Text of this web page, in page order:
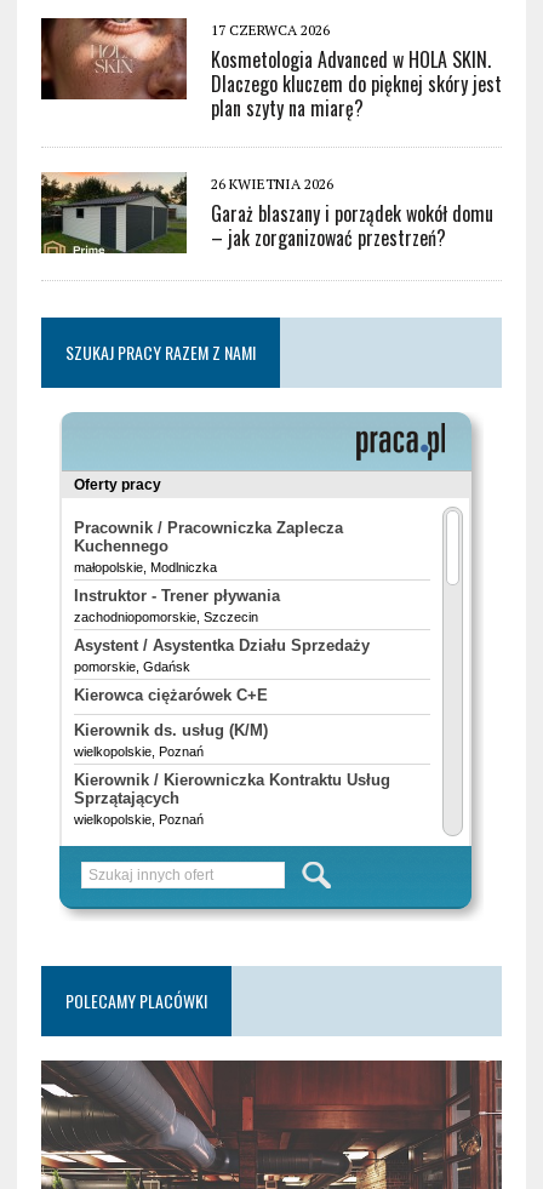
17 CZERWCA 2026
Kosmetologia Advanced w HOLA SKIN.
Dlaczego kluczem do pięknej skóry jest
plan szyty na miarę?
26 KWIETNIA 2026
Garaż blaszany i porządek wokół domu
– jak zorganizować przestrzeń?
SZUKAJ PRACY RAZEM Z NAMI
POLECAMY PLACÓWKI